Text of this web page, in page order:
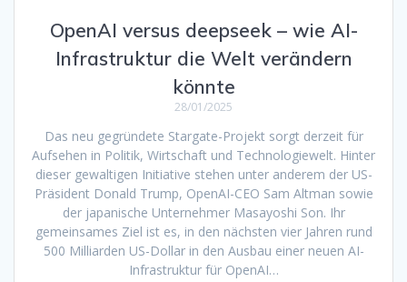
OpenAI versus deepseek – wie AI-
Infrastruktur die Welt verändern
könnte
28/01/2025
Das neu gegründete Stargate-Projekt sorgt derzeit für
Aufsehen in Politik, Wirtschaft und Technologiewelt. Hinter
dieser gewaltigen Initiative stehen unter anderem der US-
Präsident Donald Trump, OpenAI-CEO Sam Altman sowie
der japanische Unternehmer Masayoshi Son. Ihr
gemeinsames Ziel ist es, in den nächsten vier Jahren rund
500 Milliarden US-Dollar in den Ausbau einer neuen AI-
Infrastruktur für OpenAI…